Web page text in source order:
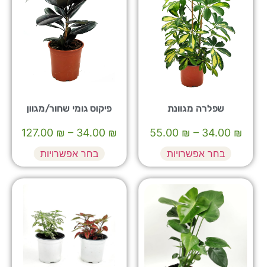
שפלרה מגוונת
₪
34.00
–
₪
55.00
בחר אפשרויות
פיקוס גומי שחור/מגוון
₪
–
₪
בחר אפשרויות